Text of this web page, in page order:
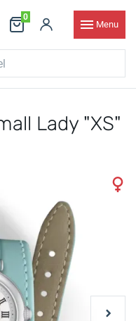
0
Menu
Lady "XS"